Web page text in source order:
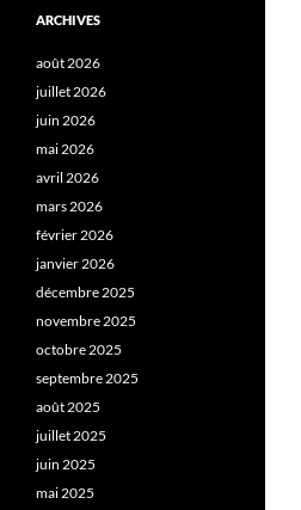
ARCHIVES
août 2026
juillet 2026
juin 2026
mai 2026
avril 2026
mars 2026
février 2026
janvier 2026
décembre 2025
novembre 2025
octobre 2025
septembre 2025
août 2025
juillet 2025
juin 2025
mai 2025